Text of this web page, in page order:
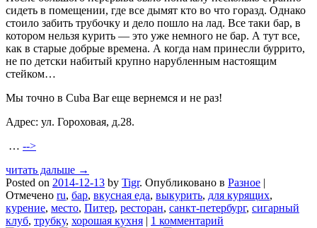
сидеть в помещении, где все дымят кто во что горазд. Однако
стоило забить трубочку и дело пошло на лад. Все таки бар, в
котором нельзя курить — это уже немного не бар. А тут все,
как в старые добрые времена. А когда нам принесли буррито,
не по детски набитый крупно нарубленным настоящим
стейком…
Мы точно в Cuba Bar еще вернемся и не раз!
Адрес: ул. Гороховая, д.28.
… -->
читать дальше →
Posted on 2014-12-13 by Tigr. Опубликовано в Разное |
Отмечено ru, бар, вкусная еда, выкурить, для курящих,
курение, место, Питер, ресторан, санкт-петербург, сигарный
клуб, трубку, хорошая кухня | 1 комментарий